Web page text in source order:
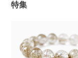
特集